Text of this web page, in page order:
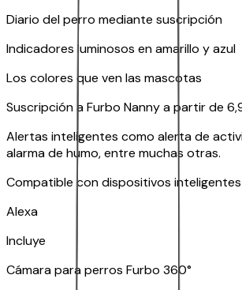
Diario del perro mediante suscripción
Indicadores luminosos en amarillo y azul
Los colores que ven las mascotas
Suscripción a Furbo Nanny a partir de
Alertas inteligentes como alerta de
alarma de humo, entre muchas otras.
Compatible con dispositivos inteligentes
Alexa
Incluye
Cámara para perros Furbo 360°